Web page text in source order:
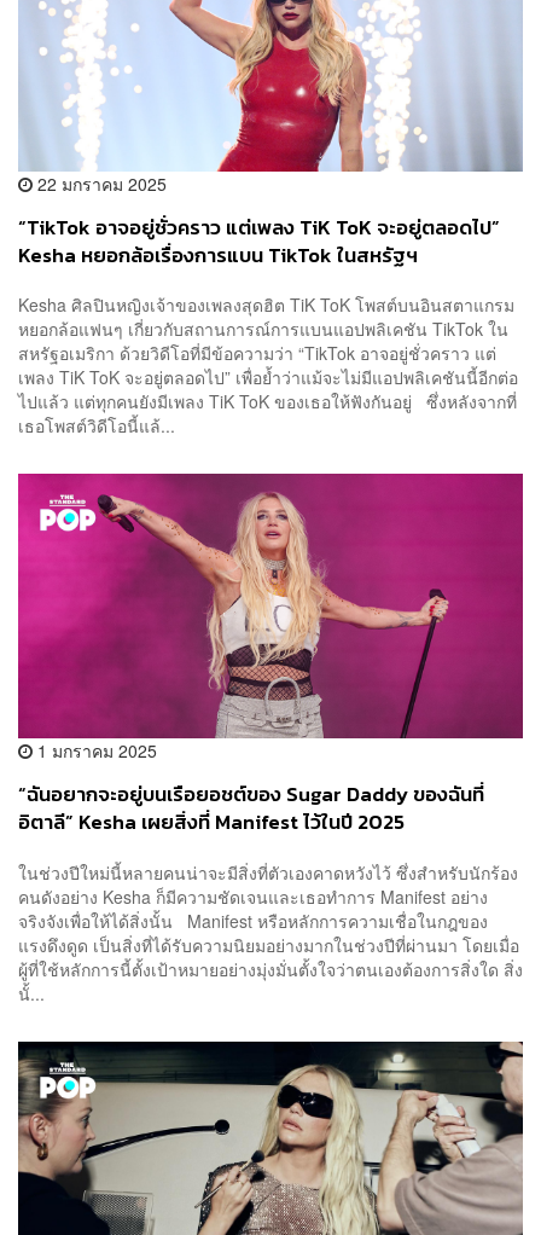
22 มกราคม 2025
“TikTok อาจอยู่ชั่วคราว แต่เพลง TiK ToK จะอยู่ตลอดไป”
Kesha หยอกล้อเรื่องการแบน TikTok ในสหรัฐฯ
Kesha ศิลปินหญิงเจ้าของเพลงสุดฮิต TiK ToK โพสต์บนอินสตาแกรม
หยอกล้อแฟนๆ เกี่ยวกับสถานการณ์การแบนแอปพลิเคชัน TikTok ใน
สหรัฐอเมริกา ด้วยวิดีโอที่มีข้อความว่า “TikTok อาจอยู่ชั่วคราว แต่
เพลง TiK ToK จะอยู่ตลอดไป” เพื่อย้ำว่าแม้จะไม่มีแอปพลิเคชันนี้อีกต่อ
ไปแล้ว แต่ทุกคนยังมีเพลง TiK ToK ของเธอให้ฟังกันอยู่ ซึ่งหลังจากที่
เธอโพสต์วิดีโอนี้แล้...
1 มกราคม 2025
“ฉันอยากจะอยู่บนเรือยอชต์ของ Sugar Daddy ของฉันที่
อิตาลี” Kesha เผยสิ่งที่ Manifest ไว้ในปี 2025
ในช่วงปีใหม่นี้หลายคนน่าจะมีสิ่งที่ตัวเองคาดหวังไว้ ซึ่งสำหรับนักร้อง
คนดังอย่าง Kesha ก็มีความชัดเจนและเธอทำการ Manifest อย่าง
จริงจังเพื่อให้ได้สิ่งนั้น Manifest หรือหลักการความเชื่อในกฎของ
แรงดึงดูด เป็นสิ่งที่ได้รับความนิยมอย่างมากในช่วงปีที่ผ่านมา โดยเมื่อ
ผู้ที่ใช้หลักการนี้ตั้งเป้าหมายอย่างมุ่งมั่นตั้งใจว่าตนเองต้องการสิ่งใด สิ่ง
นั้...